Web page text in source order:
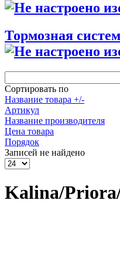
Тормозная
Сортировать по
Название товара +/-
Артикул
Название производителя
Цена товара
Порядок
Записей не найдено
Kalina/